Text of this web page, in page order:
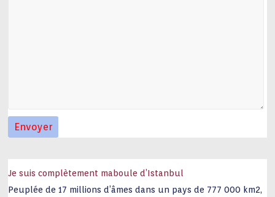
Je suis complètement maboule d’Istanbul
Peuplée de 17 millions d’âmes dans un pays de 777 000 km2,